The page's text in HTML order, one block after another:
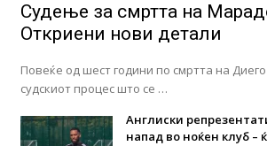
Судење за смртта на
Откриени нови детали
Повеќе од шест години по смртта на
судскиот процес што се …
Англиски
напад во ноќен клуб –